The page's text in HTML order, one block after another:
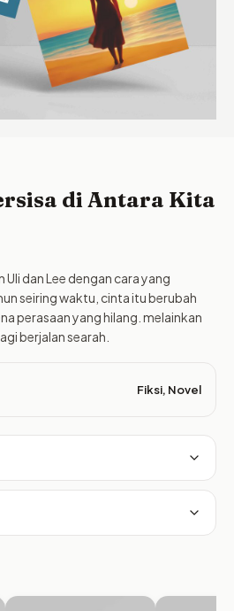
di Antara Kita
dan Lee dengan cara yang
seiring waktu, cinta itu berubah
perasaan yang hilang. melainkan
berjalan searah.
Fiksi, Novel